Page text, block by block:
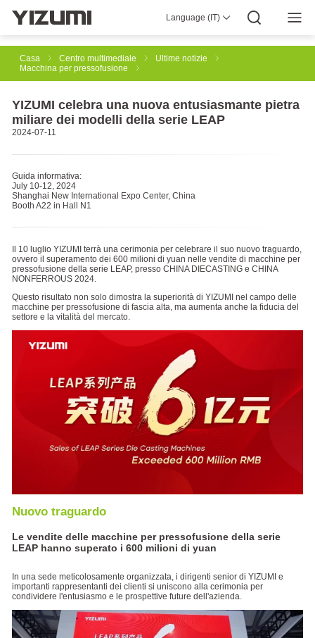
Language (IT)
Soluzioni Di Stampa Industriale 3D SpaceA
Thixomolding Del Magnesio
Soluzioni Di Automazione Robotica
Soluzioni Di Fabbricazione Intelligente
Chi Siamo YIZUMI 4.0
Saggezza Globale
Centro Multimediale
Relazioni Con Gli Investitori
Scarica
Casa
Centro multimediale
Ultime notizie
Macchina per pressofusione
YIZUMI celebra una nuova entusiasmante pietra
miliare dei modelli della serie LEAP
2024-07-11
Guida informativa:
July 10-12, 2024
Shanghai New International Expo Center, China
Booth A22 in Hall N1
Il 10 luglio YIZUMI terrà una cerimonia per celebrare il suo nuovo traguardo,
ovvero il superamento dei 600 milioni di yuan nelle vendite di macchine per
pressofusione della serie LEAP, presso CHINA DIECASTING e CHINA
NONFERROUS 2024.
Questo risultato non solo dimostra la superiorità di YIZUMI nel campo delle
macchine per pressofusione di fascia alta, ma aumenta anche la fiducia del
settore e la vitalità del mercato.
Nuovo traguardo
Le vendite delle macchine per pressofusione della serie
LEAP hanno superato i 600 milioni di yuan
In una sede meticolosamente organizzata, i dirigenti senior di YIZUMI e
importanti rappresentanti dei clienti si uniscono alla cerimonia per
condividere l'entusiasmo e le prospettive future dell'azienda.